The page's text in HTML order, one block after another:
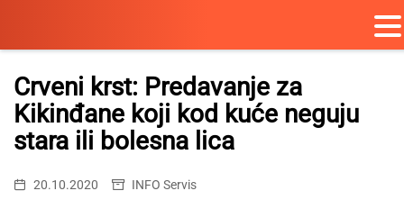
Skip
content
Crveni krst: Predavanje za
Kikinđane koji kod kuće neguju
stara ili bolesna lica
20.10.2020 INFO Servis